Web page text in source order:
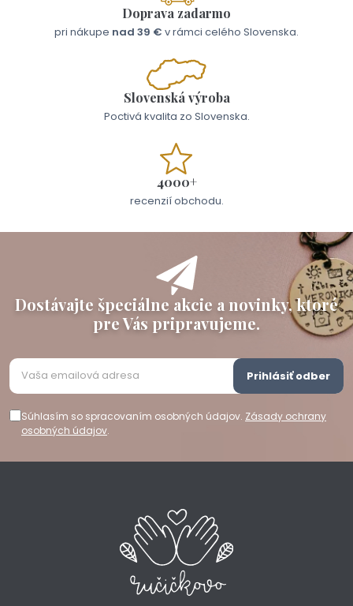
Doprava zadarmo
pri nákupe nad 39 € v rámci celého Slovenska.
Slovenská výroba
Poctivá kvalita zo Slovenska.
4000+
recenzií obchodu.
Dostávajte špeciálne akcie a novinky, ktoré
pre Vás pripravujeme.
Súhlasím so spracovaním osobných údajov. Zásady ochrany
osobných údajov.
Prihlásiť odber